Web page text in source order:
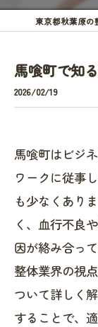
馬喰町で知
2026/02/19
馬喰町はビジ
ワークに従事
も少なくあり
く、血行不良
因が絡み合っ
整体業界の視
ついて詳しく
することで、